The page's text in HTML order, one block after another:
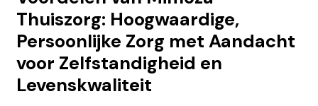
Thuiszorg: Hoogwaardige,
Persoonlijke Zorg met Aandacht
voor Zelfstandigheid en
Levenskwaliteit